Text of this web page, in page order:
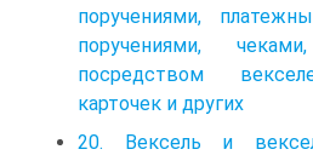
поручениями,
поручениями,
посредством
карточек и других
20. Вексель и